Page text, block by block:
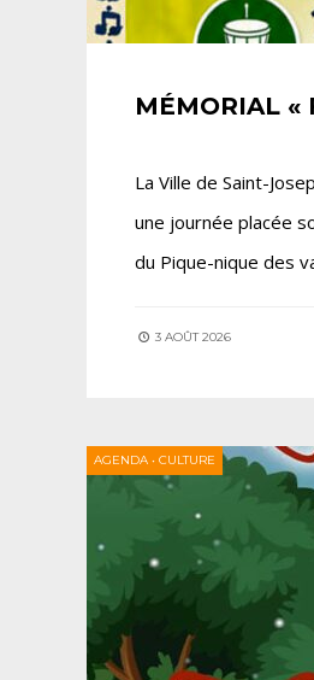
MÉMORIAL «
La Ville de Saint-
une journée placée
du Pique-nique des
3 AOÛT 2026
AGENDA • CULTURE